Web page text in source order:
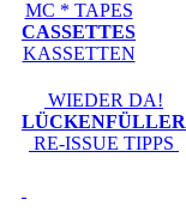
MC * TAPES
CASSETTES
KASSETTEN
WIEDER DA!
LÜCKENFÜLLER
RE-ISSUE TIPPS